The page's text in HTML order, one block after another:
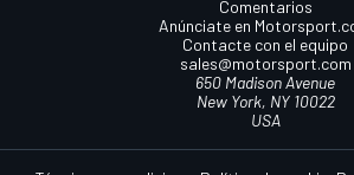
Comentarios
Anúnciate en
Contacte con el equipo
sales@motorsport.com
650 Madison Avenue
New York, NY 10022
USA